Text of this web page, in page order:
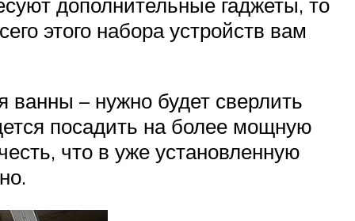
этого набора устройств вам
– нужно будет сверлить
посадить на более мощную
что в уже установленную